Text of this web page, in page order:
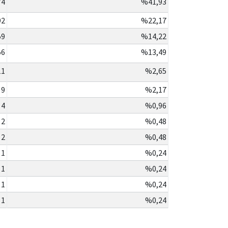
%22,17
%14,22
%13,49
%2,65
9
%2,17
4
%0,96
2
%0,48
2
%0,48
1
%0,24
1
%0,24
1
%0,24
1
%0,24